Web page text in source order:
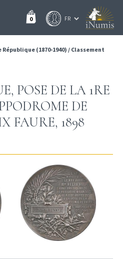
0
République (1870-1940) / Classement
POSE DE LA 1RE
DE
FAURE, 1898